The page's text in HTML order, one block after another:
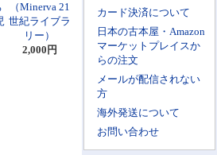
カード決済について
日本の古本屋・Amazon
マーケットプレイスか
らの注文
メールが配信されない
方
海外発送について
お問い合わせ
（Minerva 21
世紀ライブラ
リー）
2,000円